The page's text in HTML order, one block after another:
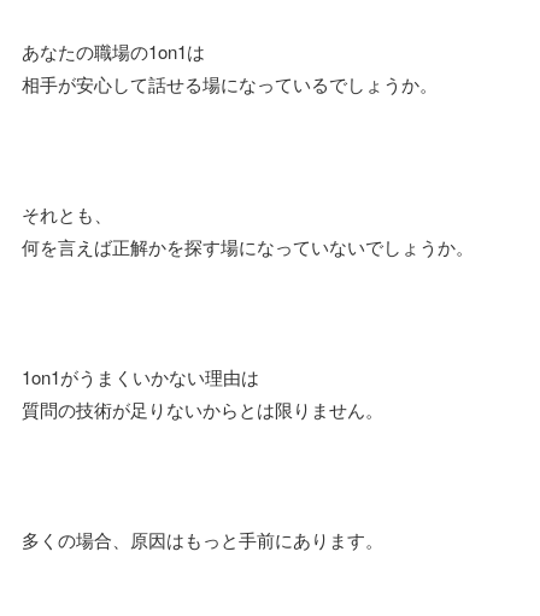
あなたの職場の1on1は
相手が安心して話せる場になっているでしょうか。
それとも、
何を言えば正解かを探す場になっていないでしょうか。
1on1がうまくいかない理由は
質問の技術が足りないからとは限りません。
多くの場合、原因はもっと手前にあります。